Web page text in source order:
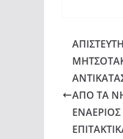
ΑΠΟ ΤΑ